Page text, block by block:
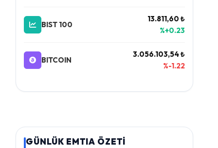
BIST 100
13.811,60 ₺
%+0.23
BITCOIN
3.056.103,54 ₺
%-1.22
GÜNLÜK EMTIA ÖZETİ